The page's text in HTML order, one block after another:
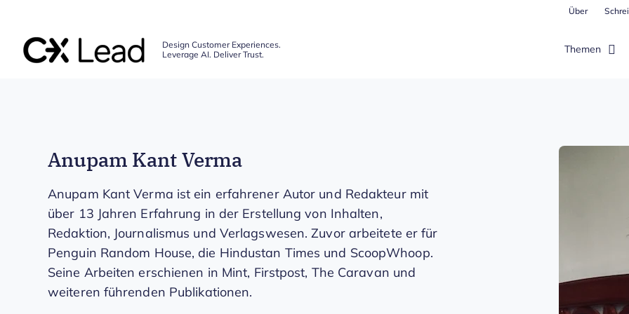
Über
Design Customer Experiences.
Leverage AI. Deliver Trust.
Themen
Anupam Kant Verma
Anupam Kant Verma ist ein erfahrener Autor und Redakteur mit
über 13 Jahren Erfahrung in der Erstellung von Inhalten,
Redaktion, Journalismus und Verlagswesen. Zuvor arbeitete er für
Penguin Random House, die Hindustan Times und ScoopWhoop.
Seine Arbeiten erschienen in Mint, Firstpost, The Caravan und
weiteren führenden Publikationen.